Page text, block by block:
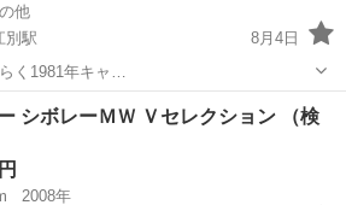
他
別駅
8月4日
く1981年キャ…
その他
シボレーＭＷ Ｖセレクション （検
2008年